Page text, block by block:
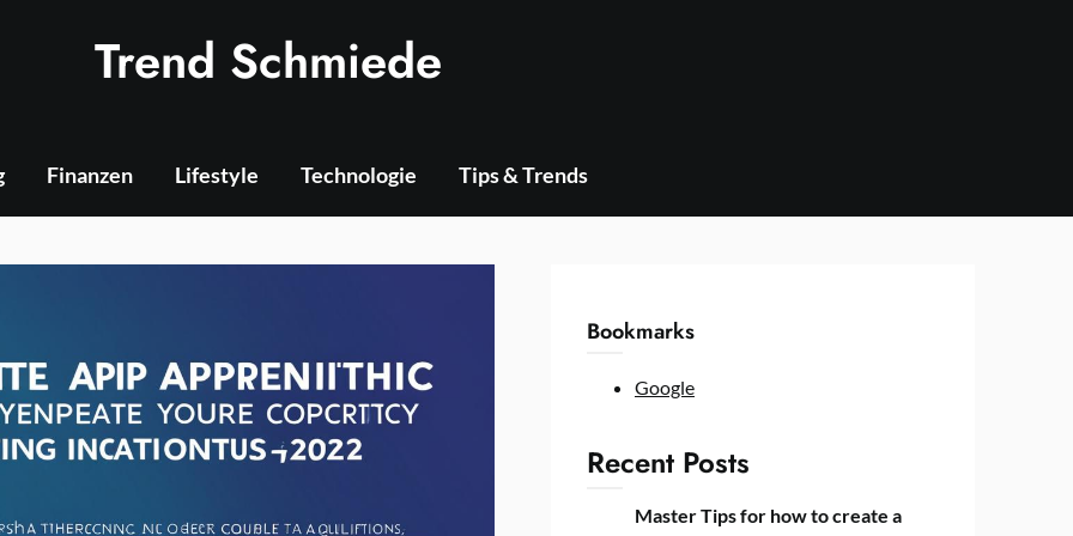
Trend Schmiede
Finanzen Lifestyle Technologie Tips & Trends
Bookmarks
Google
Recent Posts
Master Tips for how to create a